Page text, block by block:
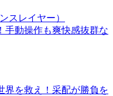
スレイヤー）
手動操作も爽快感抜群な
界を救え！采配が勝負を